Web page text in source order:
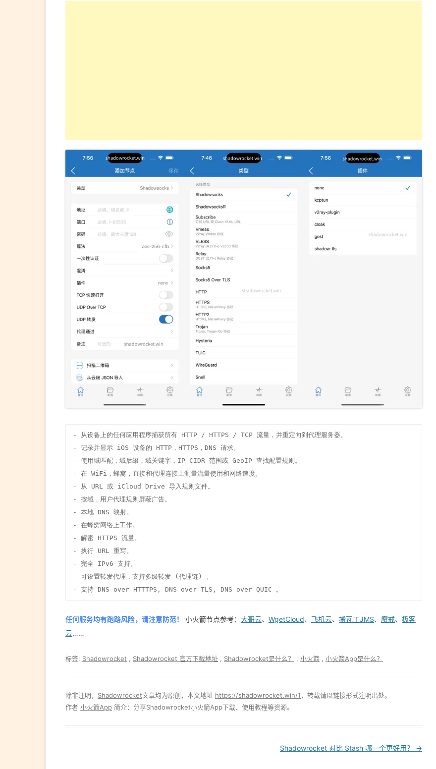
- 从设备上的任何应用程序捕获所有 HTTP / HTTPS / TCP 流量，并重定向到代理服务器。
- 记录并显示 iOS 设备的 HTTP，HTTPS，DNS 请求。
- 使用域匹配，域后缀，域关键字，IP CIDR 范围或 GeoIP 查找配置规则。
- 在 WiFi，蜂窝，直接和代理连接上测量流量使用和网络速度。
- 从 URL 或 iCloud Drive 导入规则文件。
- 按域，用户代理规则屏蔽广告。
- 本地 DNS 映射。
- 在蜂窝网络上工作。
- 解密 HTTPS 流量。
- 执行 URL 重写。
- 完全 IPv6 支持。
- 可设置转发代理，支持多级转发 (代理链) 。
- 支持 DNS over HTTTPS, DNS over TLS, DNS over QUIC 。
任何服务均有跑路风险，请注意防范！ 小火箭节点参考： 大哥云、 WgetCloud、 飞机云、 搬瓦工JMS、 魔戒、 极客
云……
标签: Shadowrocket Shadowrocket 官方下载地址 Shadowrocket是什么？ 小火箭 小火箭App是什么？
除非注明， Shadowrocket文章均为原创，本文地址 https://shadowrocket.win/1，转载请以链接形式注明出处。
作者 小火箭App 简介：分享Shadowrocket小火箭App下载、使用教程等资源。
Shadowrocket 对比 Stash 哪一个更好用？ →